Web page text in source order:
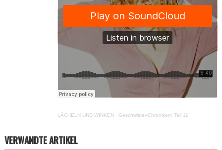
LÄCHELN UND WINKEN ·Geschwister-Chroniken: Teil 11
VERWANDTE ARTIKEL